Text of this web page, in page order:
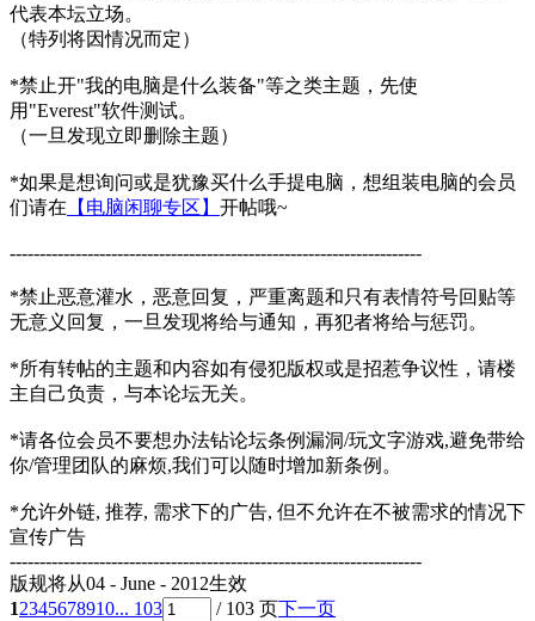
代表本坛立场。
（特列将因情况而定）
*禁止开"我的电脑是什么装备"等之类主题，先使
用"Everest"软件测试。
（一旦发现立即删除主题）
*如果是想询问或是犹豫买什么手提电脑，想组装电脑的会员
们请在 【电脑闲聊专区】 开帖哦~
---------------------------------------------------------------------
*禁止恶意灌水，恶意回复，严重离题和只有表情符号回贴等
无意义回复，一旦发现将给与通知，再犯者将给与惩罚。
*所有转帖的主题和内容如有侵犯版权或是招惹争议性，请楼
主自己负责，与本论坛无关。
*请各位会员不要想办法钻论坛条例漏洞/玩文字游戏,避免带给
你/管理团队的麻烦,我们可以随时增加新条例。
*允许外链, 推荐, 需求下的广告, 但不允许在不被需求的情况下
宣传广告
---------------------------------------------------------------------
版规将从04 - June - 2012生效
12345678910... 103 / 103 页下一页